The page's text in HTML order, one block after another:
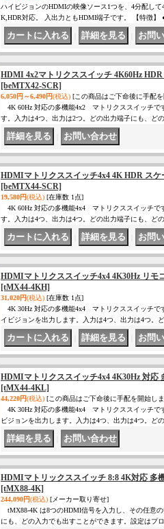
ハイビジョンのHDMIの映像ソース1つを、4分配し
K,HDR対応。 入出力ともHDMI端子です。 【特徴】
HDMI 4x2マトリクススイッチ 4K60Hz
[beMTX42-SCR]
6,050円～6,490円(税込) [この商品はご下命後に手配
4K 60Hz 対応の多機能4x2 マトリクススイッチで
す。入力は4つ、出力は2つ。どの出力端子にも、ど
HDMIマトリクススイッチ4x4 4K HDR スケ
[beMTX44-SCR]
19,580円(税込) [在庫数 1点]
4K 60Hz 対応の多機能4x4 マトリクススイッチで
す。入力は4つ、出力は4つ。どの出力端子にも、ど
HDMIマトリクススイッチ4x4 4K30Hz リモ
[tMX44-4KH]
31,020円(税込) [在庫数 1点]
4K 30Hz 対応の多機能4x4 マトリクススイッチで
イビジョンを出力します。入力は4つ、出力は4つ。
HDMIマトリクススイッチ4x4 4K30Hz 対応
[tMX44-4KL]
44,220円(税込) [この商品はご下命後に手配を開始し
4K 30Hz 対応の多機能4x4 マトリクススイッチで
ビジョンを出力します。入力は4つ、出力は4つ。ど
HDMIマトリックススイッチ 8:8 4K対応 多
[tMX88-4K]
244,090円(税込) [メーカー取り寄せ]
tMX88-4K は8つのHDMI信号を入力し、その任意
にも、どの入力でも出すことができます。設定はプ